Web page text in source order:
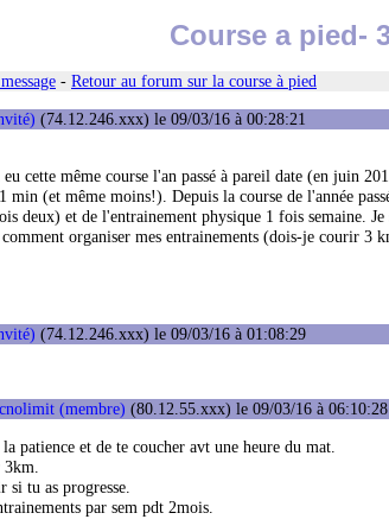
Course a pied-
- Retour au forum sur la course à pied
(74.12.246.xxx) le 09/03/16 à 00:28:21
cette même course l'an passé à pareil date (en juin
min (et même moins!). Depuis la course de l'année
deux) et de l'entrainement physique 1 fois semaine.
organiser mes entrainements (dois-je courir 3
(74.12.246.xxx) le 09/03/16 à 01:08:29
(membre) (80.12.55.xxx) le 09/03/16 à 06:10:28
patience et de te coucher avt une heure du mat.
tu as progresse.
par sem pdt 2mois.